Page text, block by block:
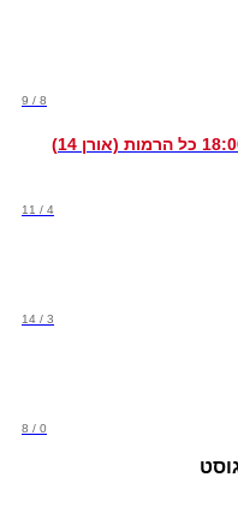
8 / 9
4 / 11
3 / 14
0 / 8